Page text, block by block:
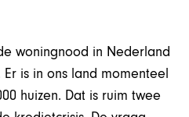
woningnood in Nederland
is in ons land momenteel
huizen. Dat is ruim twee